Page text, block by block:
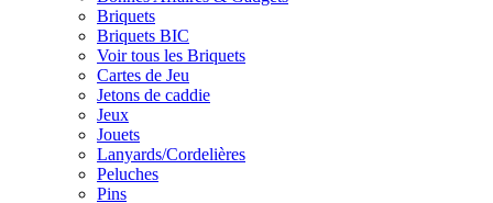
Briquets
Briquets BIC
Voir tous les Briquets
Cartes de Jeu
Jetons de caddie
Jeux
Jouets
Lanyards/Cordelières
Peluches
Pins